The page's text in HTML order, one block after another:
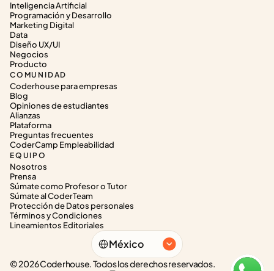
Inteligencia Artificial
Programación y Desarrollo
Marketing Digital
Data
Diseño UX/UI
Negocios
Producto
COMUNIDAD
Coderhouse para empresas
Blog
Opiniones de estudiantes
Alianzas
Plataforma
Preguntas frecuentes
CoderCamp Empleabilidad
EQUIPO
Nosotros
Prensa
Súmate como Profesor o Tutor
Súmate al CoderTeam
Protección de Datos personales
Términos y Condiciones
Lineamientos Editoriales
Select Language
México
© 2026 Coderhouse. Todos los derechos reservados.